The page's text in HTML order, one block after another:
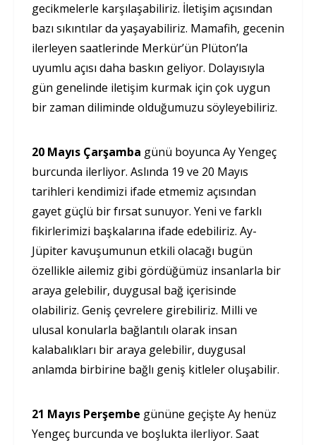
gecikmelerle karşılaşabiliriz. İletişim açısından
bazı sıkıntılar da yaşayabiliriz. Mamafih, gecenin
ilerleyen saatlerinde Merkür’ün Plüton’la
uyumlu açısı daha baskın geliyor. Dolayısıyla
gün genelinde iletişim kurmak için çok uygun
bir zaman diliminde olduğumuzu söyleyebiliriz.
20 Mayıs Çarşamba günü boyunca Ay Yengeç
burcunda ilerliyor. Aslında 19 ve 20 Mayıs
tarihleri kendimizi ifade etmemiz açısından
gayet güçlü bir fırsat sunuyor. Yeni ve farklı
fikirlerimizi başkalarına ifade edebiliriz. Ay-
Jüpiter kavuşumunun etkili olacağı bugün
özellikle ailemiz gibi gördüğümüz insanlarla bir
araya gelebilir, duygusal bağ içerisinde
olabiliriz. Geniş çevrelere girebiliriz. Milli ve
ulusal konularla bağlantılı olarak insan
kalabalıkları bir araya gelebilir, duygusal
anlamda birbirine bağlı geniş kitleler oluşabilir.
21 Mayıs Perşembe gününe geçişte Ay henüz
Yengeç burcunda ve boşlukta ilerliyor. Saat